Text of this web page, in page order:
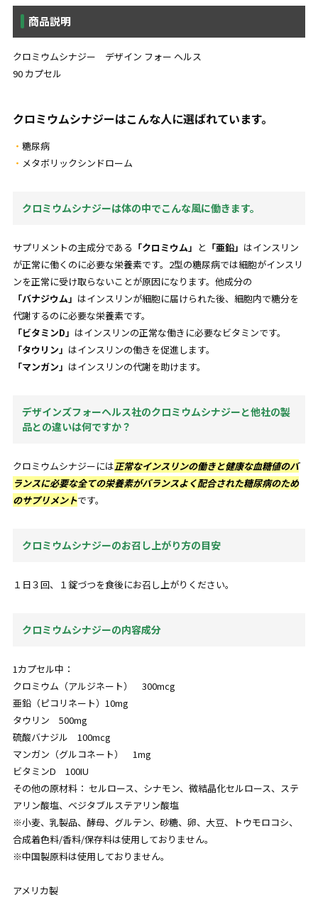
商品説明
クロミウムシナジー デザイン フォー ヘルス
90 カプセル
クロミウムシナジーはこんな人に選ばれています。
糖尿病
メタボリックシンドローム
クロミウムシナジーは体の中でこんな風に働きます。
サプリメントの主成分である 「クロミウム」 と 「亜鉛」 はインスリン
が正常に働くのに必要な栄養素です。2型の糖尿病では細胞がインスリ
ンを正常に受け取らないことが原因になります。他成分の
「バナジウム」 はインスリンが細胞に届けられた後、細胞内で糖分を
代謝するのに必要な栄養素です。
「ビタミンD」 はインスリンの正常な働きに必要なビタミンです。
「タウリン」 はインスリンの働きを促進します。
「マンガン」 はインスリンの代謝を助けます。
デザインズフォーヘルス社のクロミウムシナジーと他社の製
品との違いは何ですか？
クロミウムシナジーには正常なインスリンの働きと健康な血糖値のバ
ランスに必要な全ての栄養素がバランスよく配合された糖尿病のため
のサプリメントです。
クロミウムシナジーのお召し上がり方の目安
１日３回、１錠づつを食後にお召し上がりください。
クロミウムシナジーの内容成分
1カプセル中：
クロミウム（アルジネート） 300mcg
亜鉛（ピコリネート）10mg
タウリン 500mg
硫酸バナジル 100mcg
マンガン（グルコネート） 1mg
ビタミンD 100IU
その他の原材料： セルロース、シナモン、微結晶化セルロース、ステ
アリン酸塩、ベジタブルステアリン酸塩
※小麦、乳製品、酵母、グルテン、砂糖、卵、大豆、トウモロコシ、
合成着色料/香料/保存料は使用しておりません。
※中国製原料は使用しておりません。
アメリカ製